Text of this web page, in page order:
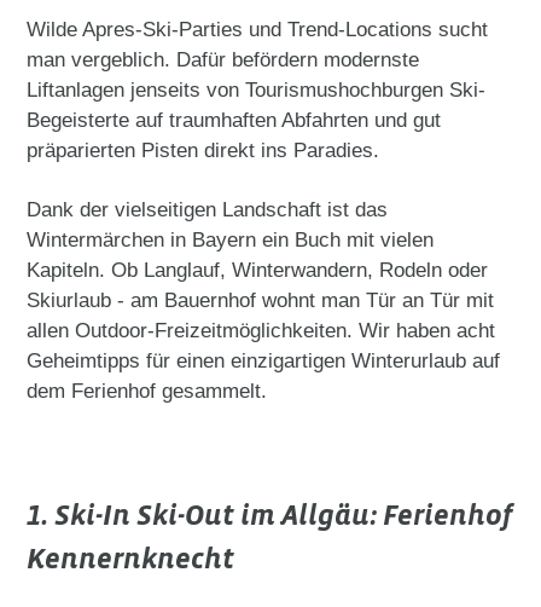
Wilde Apres-Ski-Parties und Trend-Locations sucht
man vergeblich. Dafür befördern modernste
Liftanlagen jenseits von Tourismushochburgen Ski-
Begeisterte auf traumhaften Abfahrten und gut
präparierten Pisten direkt ins Paradies.
Dank der vielseitigen Landschaft ist das
Wintermärchen in Bayern ein Buch mit vielen
Kapiteln. Ob Langlauf, Winterwandern, Rodeln oder
Skiurlaub - am Bauernhof wohnt man Tür an Tür mit
allen Outdoor-Freizeitmöglichkeiten. Wir haben acht
Geheimtipps für einen einzigartigen Winterurlaub auf
dem Ferienhof gesammelt.
1. Ski-In Ski-Out im Allgäu: Ferienhof
Kennernknecht